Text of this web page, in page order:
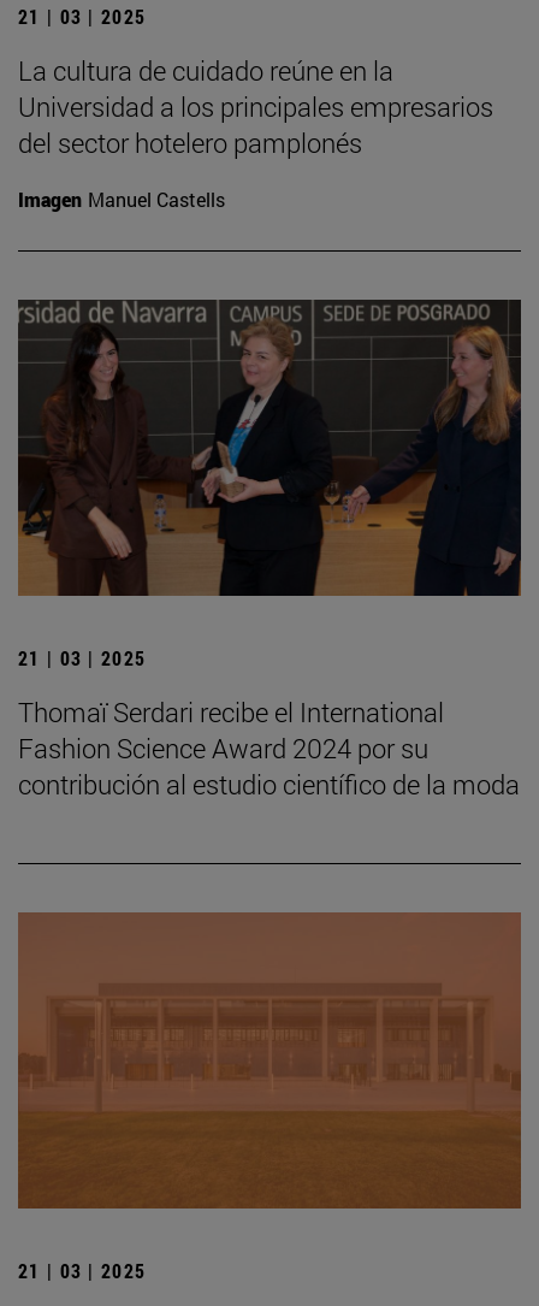
21 | 03 | 2025
La cultura de cuidado reúne en la
Universidad a los principales empresarios
del sector hotelero pamplonés
Imagen Manuel Castells
21 | 03 | 2025
Thomaï Serdari recibe el International
Fashion Science Award 2024 por su
contribución al estudio científico de la moda
21 | 03 | 2025